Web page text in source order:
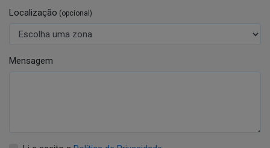
Localização (opcional)
Mensagem